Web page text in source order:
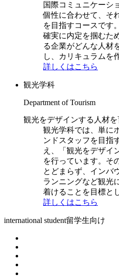
国際コミュニケーシ
個性に合わせて、そ
を目指すコースです
確実に内定を掴むた
る企業がどんな人材
し、カリキュラムを
詳しくはこちら
観光学科
Department of Tourism
観光をデザインする人材
観光学科では、単に
ンドスタッフを目指
え、「観光をデザイ
を行っています。そ
とどまらず、インバ
ランニングなど観光
着けることを目標と
詳しくはこちら
international student留学生向け